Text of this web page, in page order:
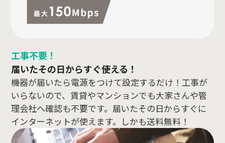
工事不要！
届いたその日からすぐ使える！
機器が届いたら電源をつけて設定するだけ！工事が
いらないので、賃貸やマンションでも大家さんや管
理会社へ確認も不要です。届いたその日からすぐに
インターネットが使えます。しかも送料無料！